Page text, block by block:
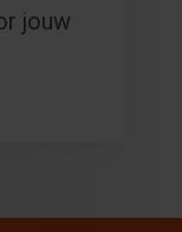
jouw